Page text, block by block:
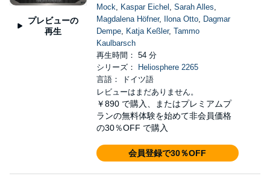
プレビューの
再生
Mock, Kaspar Eichel , Sarah Alles,
Magdalena Höfner, Ilona Otto, Dagmar
Dempe, Katja Keßler, Tammo
Kaulbarsch
再生時間： 54 分
シリーズ：
Heliosphere 2265
言語： ドイツ語
レビューはまだありません。
￥890 で購入、またはプレミアムプ
ランの無料体験を始めて非会員価格
の30％OFF で購入
会員登録で30％OFF